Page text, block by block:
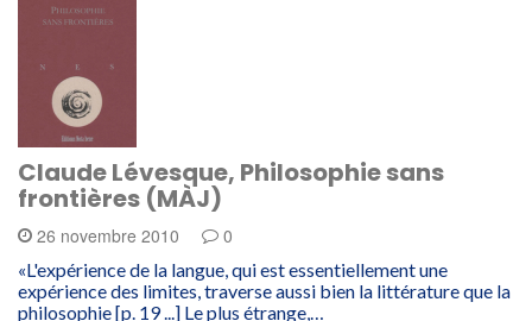
Claude Lévesque, Philosophie sans
frontières (MÀJ)
26 novembre 2010 0
«L'expérience de la langue, qui est essentiellement une
expérience des limites, traverse aussi bien la littérature que la
philosophie [p. 19 ...] Le plus étrange,…